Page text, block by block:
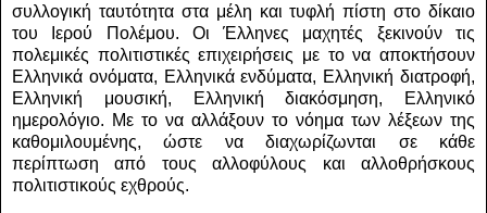
συλλογική ταυτότητα στα μέλη και τυφλή πίστη στο δίκαιο
του Ιερού Πολέμου. Οι Έλληνες μαχητές ξεκινούν τις
πολεμικές πολιτιστικές επιχειρήσεις με το να αποκτήσουν
Ελληνικά ονόματα, Ελληνικά ενδύματα, Ελληνική διατροφή,
Ελληνική μουσική, Ελληνική διακόσμηση, Ελληνικό
ημερολόγιο. Με το να αλλάξουν το νόημα των λέξεων της
καθομιλουμένης, ώστε να διαχωρίζωνται σε κάθε
περίπτωση από τους αλλοφύλους και αλλοθρήσκους
πολιτιστικούς εχθρούς.